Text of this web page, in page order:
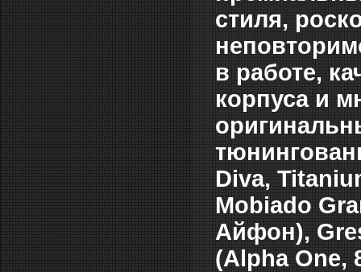
стиля,
в работе,
корпуса и
Diva,
Mobiado
Айфон),
(Alpha One,